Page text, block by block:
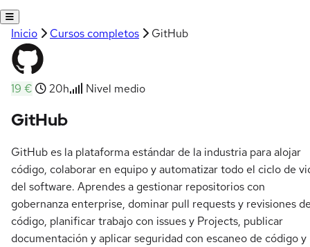
Inicio Cursos completos GitHub
19 € 20h Nivel medio
GitHub
GitHub es la plataforma estándar de la industria para alojar
código, colaborar en equipo y automatizar todo el ciclo de
del software. Aprendes a gestionar repositorios con
gobernanza enterprise, dominar pull requests y revisiones
código, planificar trabajo con issues y Projects, publicar
documentación y aplicar seguridad con escaneo de código y